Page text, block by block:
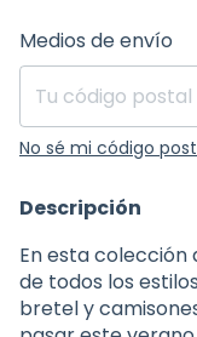
Entregas para el CP:
Medios de envío
No sé mi código
Descripción
En esta
de todos los
bretel y